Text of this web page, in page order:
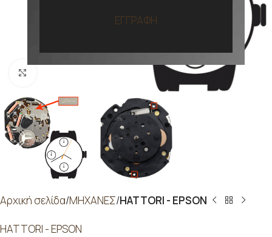
ΕΓΓΡΑΦΗ
Αρχική σελίδα ΜΗΧΑΝΕΣ HATTORI - EPSON
HATTORI - EPSON